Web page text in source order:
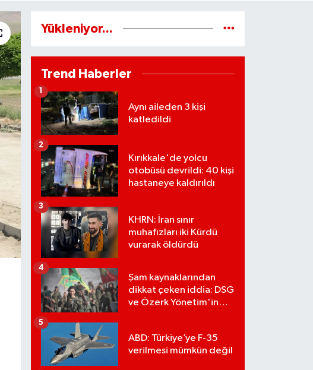
Yükleniyor...
Trend Haberler
Aynı aileden 3 kişi
katledildi
1
Kırıkkale'de yolcu
otobüsü devrildi: 40 kişi
hastaneye kaldırıldı
2
KHRN: İran sınır
muhafızları iki Kürdü
vurarak öldürdü
3
Şam kaynaklarından
dikkat çeken iddia: DSG
ve Özerk Yönetim'in
4
ABD: Türkiye’ye F-35
verilmesi mümkün değil
5